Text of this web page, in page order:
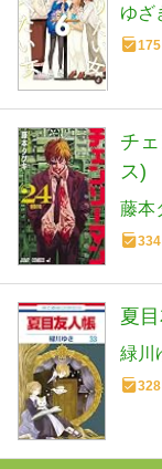
ゆざ
175
チ
ス)
藤本
334
夏
緑川
328